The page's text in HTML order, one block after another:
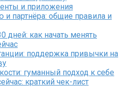
и приложения
партнёра: общие правила и
дней: как начать менять
поддержка привычки на
гуманный подход к себе
краткий чек-лист